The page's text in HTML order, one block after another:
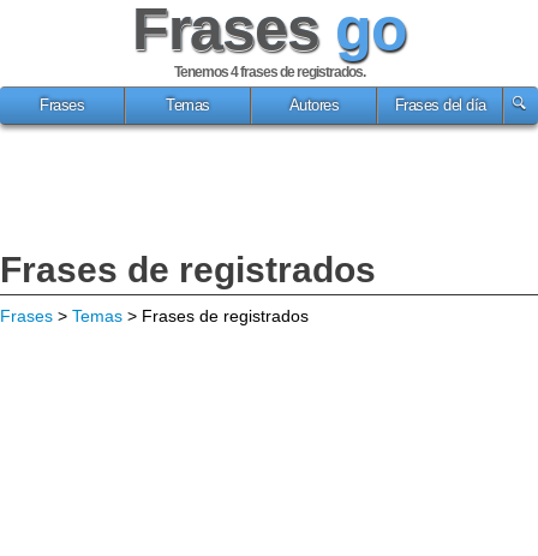
Frases go
Tenemos 4frases de registrados.
Frases
Temas Autores Frases del día
Frases de registrados
Frases > Temas > Frases de registrados